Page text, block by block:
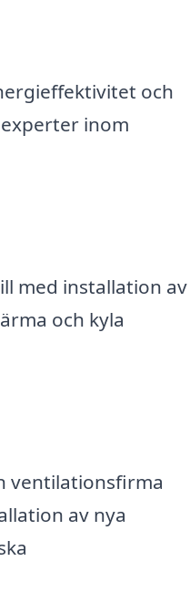
och
inom
med installation av
och kyla
ventilationsfirma
av nya